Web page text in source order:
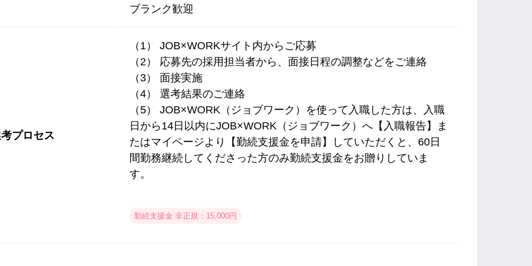
ブランク歓迎
プロセス
（1） JOB×WORKサイト内からご応募
（2） 応募先の採用担当者から、面接日程の調整などをご連絡
（3） 面接実施
（4） 選考結果のご連絡
（5） JOB×WORK（ジョブワーク）を使って入職した方は、入職
日から14日以内にJOB×WORK（ジョブワーク）へ【入職報告】ま
たはマイページより【勤続支援金を申請】していただくと、60日
間勤務継続してくださった方のみ勤続支援金をお贈りしていま
す。
勤続支援金 非正規：15,000円